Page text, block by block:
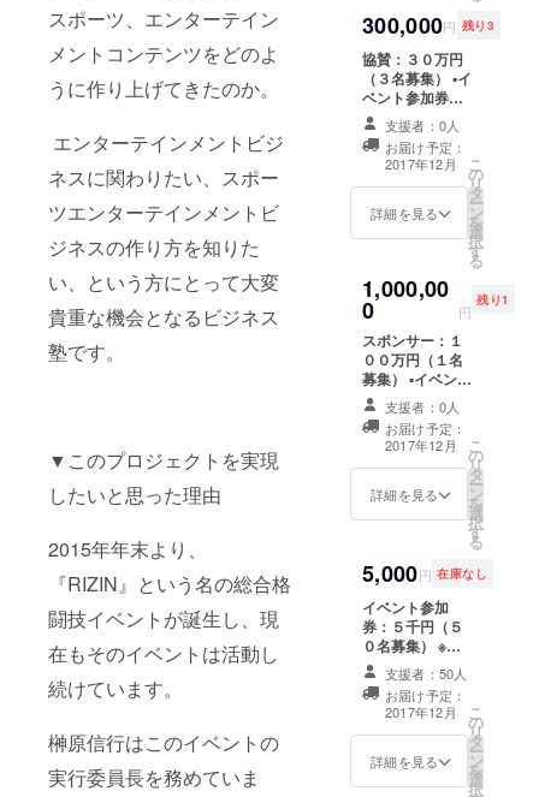
スポーツ、エンターテイン
メントコンテンツをどのよ
うに作り上げてきたのか。
エンターテインメントビジ
ネスに関わりたい、スポー
ツエンターテインメントビ
ジネスの作り方を知りた
い、という方にとって大変
貴重な機会となるビジネス
塾です。
▼このプロジェクトを実現
したいと思った理由
2015年年末より、
『RIZIN』という名の総合格
闘技イベントが誕生し、現
在もそのイベントは活動し
続けています。
榊原信行はこのイベントの
実行委員長を務めていま
び、事前の企画
会議の際には当
リターン購入画
面をご提示くだ
さい。 また、今
回は特別イベン
トとなります関
係上、トークイ
ベント/打ち上げ
は該当支援者の
みお伝えしてお
します。
300,000円 残り3
協賛：３０万円
（３名募集） ▪︎イ
ベント参加券
（１０名まで） ▪︎
イベント終了後
の打ち上げ参加
券（５名まで）
▪︎RIZINグローブ
１個進展 ※当日
い。 また今回、
特別イベントと
上、トークイベ
ント/打ち上げ会
場の詳細住所は
該当支援者のみ
にお伝えしてお
りますので他言
無用でお願い致
支援者：0人
お届け予定：
2017年12月
詳細を見る
こ
の
リ
タ
ー
ン
を
選
択
す
る
1,000,00
0 円
残り1
スポンサー：１
００万円（１名
募集） ▪︎イベント
参加券（３０名
まで） ▪︎イベント
終了後の打ち上
げ参加券（２０
名まで） ▪︎RIZIN
グローブ５個進
示ください。 ま
た、今回、特別
イベントとなり
ます関係上、
トークイベント/
打ち上げ会場の
詳細住所は 該当
支援者のみにお
伝えしておりま
でお願い致しま
す。
支援者：0人
お届け予定：
2017年12月
詳細を見る
こ
の
リ
タ
ー
ン
を
選
択
す
る
5,000円 在庫なし
イベント参加
券：５千円（５
０名募集） ※当
日は会場にて当
リターン購入画
面をご提示くだ
さい。 また、今
回は特別イベン
トとなります関
支援者：50人
お届け予定：
2017年12月
詳細を見る
こ
の
リ
タ
ー
ン
を
選
択